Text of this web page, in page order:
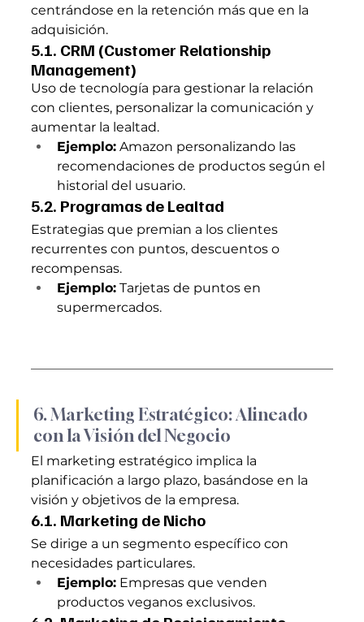
centrándose en la retención más que en la
adquisición.
5.1. CRM (Customer Relationship
Management)
Uso de tecnología para gestionar la relación
con clientes, personalizar la comunicación y
aumentar la lealtad.
Ejemplo: Amazon personalizando las
recomendaciones de productos según el
historial del usuario.
5.2. Programas de Lealtad
Estrategias que premian a los clientes
recurrentes con puntos, descuentos o
recompensas.
Ejemplo: Tarjetas de puntos en
supermercados.
6. Marketing Estratégico: Alineado
con la Visión del Negocio
El marketing estratégico implica la
planificación a largo plazo, basándose en la
visión y objetivos de la empresa.
6.1. Marketing de Nicho
Se dirige a un segmento específico con
necesidades particulares.
Ejemplo: Empresas que venden
productos veganos exclusivos.